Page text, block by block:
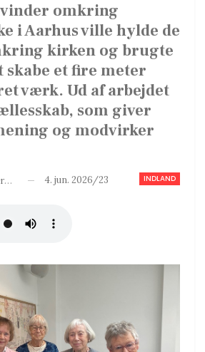
omkring
i Aarhus ville hylde de
kirken og brugte
skabe et fire meter
værk. Ud af arbejdet
som giver
og modvirker
INDLAND
4. jun. 2026/23